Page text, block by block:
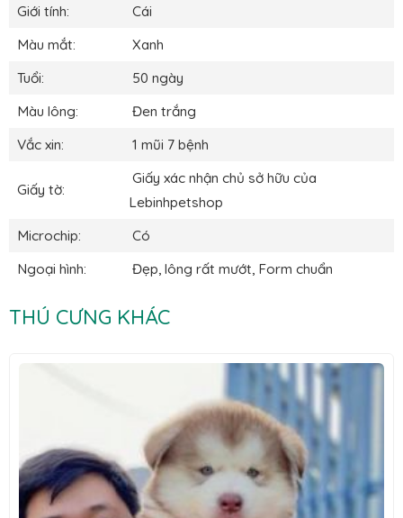
Giới tính:
Cái
Màu mắt:
Xanh
Tuổi:
50 ngày
Màu lông:
Đen trắng
Vắc xin:
1 mũi 7 bệnh
Giấy tờ:
Giấy xác nhận chủ sở hữu của
Lebinhpetshop
Microchip:
Có
Ngoại hình:
Đẹp, lông rất mướt, Form chuẩn
THÚ CƯNG KHÁC